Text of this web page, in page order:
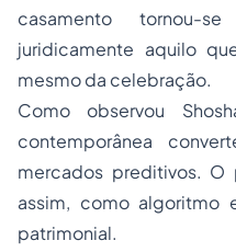
casamento tornou-
juridicamente aquilo
mesmo da celebração.
Como observou
contemporânea
mercados preditivos. O
assim, como algoritmo
patrimonial.